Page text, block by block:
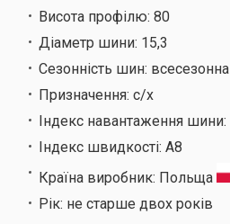
Висота профілю: 80
Діаметр шини: 15,3
Сезонність шин: всесезонна
Призначення: с/х
Індекс навантаження шини:
Індекс швидкості: A8
Країна виробник: Польща
Рік: не старше двох років